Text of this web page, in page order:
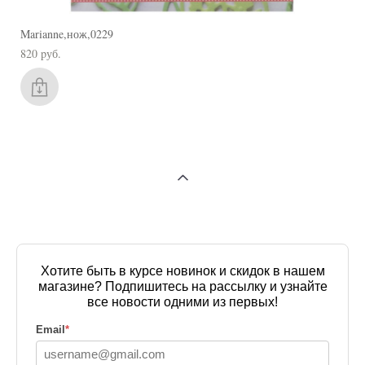
Marianne,нож,0229
820 pуб.
Хотите быть в курсе новинок и скидок в нашем
магазине? Подпишитесь на рассылку и узнайте
все новости одними из первых!
Email*